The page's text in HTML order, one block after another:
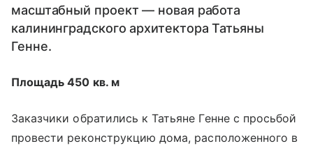
масштабный проект — новая работа
калининградского архитектора Татьяны
Генне.
Площадь 450 кв. м
Заказчики обратились к Татьяне Генне с просьбой
провести реконструкцию дома, расположенного в